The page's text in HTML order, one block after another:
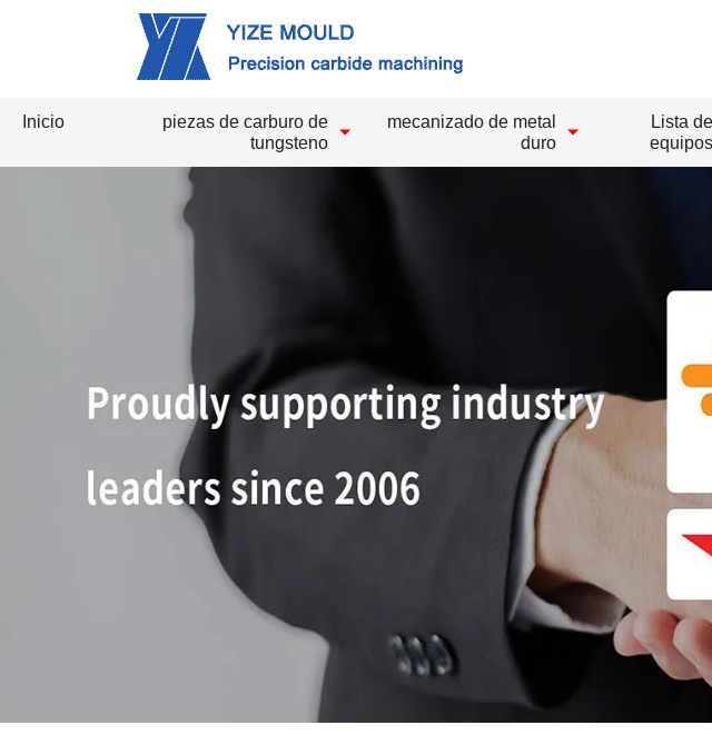
Inicio
piezas de carburo de
tungsteno
mecanizado de metal
duro
Lista de
equipos